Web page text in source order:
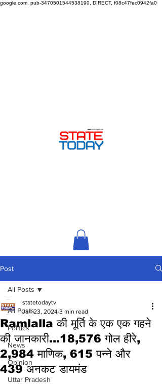
google.com, pub-3470501544538190, DIRECT, f08c47fec0942fa0
Post
All Posts
Politics
News
Opinion
Uttar Pradesh
All Posts
Ramlalla की मूर्ति के एक एक गहने
की जानकारी...18,576 गोल हीरे,
2,984 माणिक, 615 पन्ने और
439 अनकट डायमंड
statetodaytv
Jan 23, 2024 3 min read